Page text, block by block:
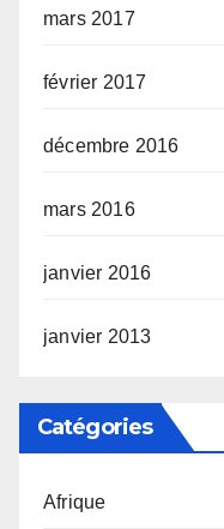
mars 2017
février 2017
décembre 2016
mars 2016
janvier 2016
janvier 2013
Catégories
Afrique